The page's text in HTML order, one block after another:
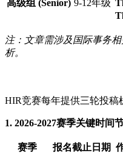
高级组 (Senior) 9-12年级
注：文章需涉及国际事务
析。
HIR竞赛每年提供三轮投稿
1. 2026-2027赛季关键时间
赛季 报名截止日期